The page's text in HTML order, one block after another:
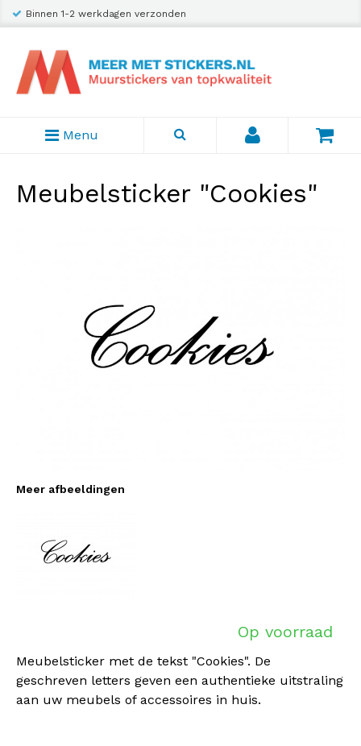
Binnen 1-2 werkdagen verzonden
Menu
Meubelsticker "Cookies"
Meer afbeeldingen
Op voorraad
Meubelsticker met de tekst "Cookies". De
geschreven letters geven een authentieke uitstraling
aan uw meubels of accessoires in huis.